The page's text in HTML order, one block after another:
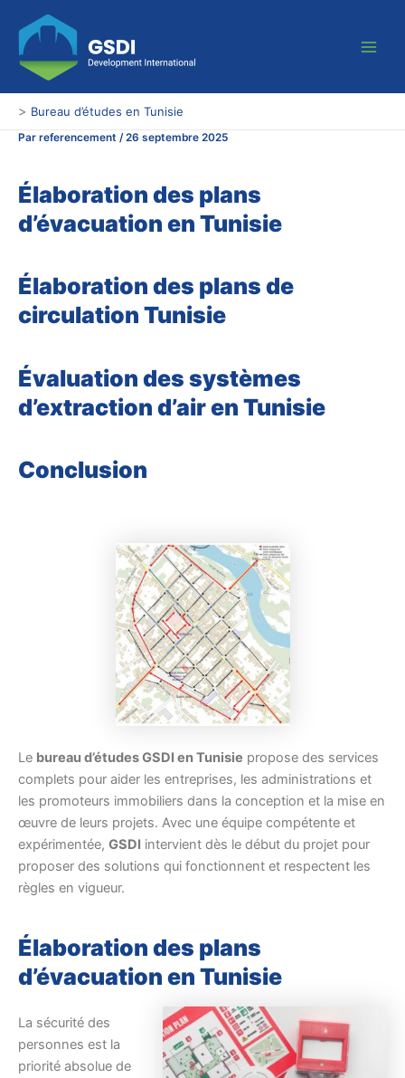
contenu
> Bureau d’études en Tunisie
Par referencement /26 septembre 2025
Élaboration des plans
d’évacuation en Tunisie
Élaboration des plans de
circulation Tunisie
Évaluation des systèmes
d’extraction d’air en Tunisie
Conclusion
Le bureau d’études GSDI en Tunisie propose des services
complets pour aider les entreprises, les administrations et
les promoteurs immobiliers dans la conception et la mise en
œuvre de leurs projets. Avec une équipe compétente et
expérimentée, GSDI intervient dès le début du projet pour
proposer des solutions qui fonctionnent et respectent les
règles en vigueur.
Élaboration des plans
d’évacuation en Tunisie
La sécurité des
personnes est la
priorité absolue de